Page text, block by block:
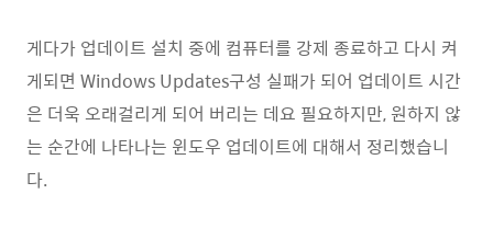
게다가 업데이트 설치 중에 컴퓨터를 강제 종료하고 다시 켜
게되면 Windows Updates구성 실패가 되어 업데이트 시간
은 더욱 오래걸리게 되어 버리는 데요 필요하지만, 원하지 않
는 순간에 나타나는 윈도우 업데이트에 대해서 정리했습니
다.